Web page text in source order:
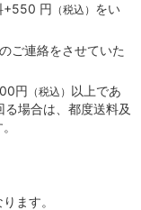
+550 円 （税込） をい
ご連絡をさせていた
円 （税込） 以上であ
る場合は、都度送料及
ます。